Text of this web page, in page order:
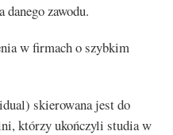
danego zawodu.
w firmach o szybkim
skierowana jest do
którzy ukończyli studia w